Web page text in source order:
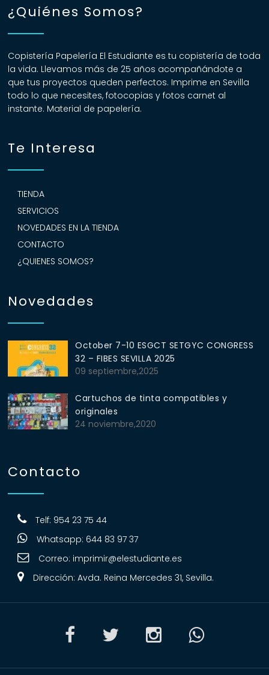
¿Quiénes Somos?
Copistería Papelería El Estudiante es tu copistería de toda
la vida. Llevamos más de 25 años acompañándote a
que tus proyectos queden perfectos. Imprime en Sevilla
todo lo que necesites, fotocopias y fotos carnet al
instante. Material de papelería.
Te Interesa
TIENDA
SERVICIOS
NOVEDADES EN LA TIENDA
CONTACTO
¿QUIENES SOMOS?
Novedades
October 7-10 ESGCT SETGYC CONGRESS
32 – FIBES SEVILLA 2025
09 septiembre,2025
Cartuchos de tinta compatibles y
originales
24 noviembre,2020
Contacto
Telf: 954 23 75 44
Whatsapp: 644 83 97 37
Correo: imprimir@elestudiante.es
Dirección: Avda. Reina Mercedes 31, Sevilla.